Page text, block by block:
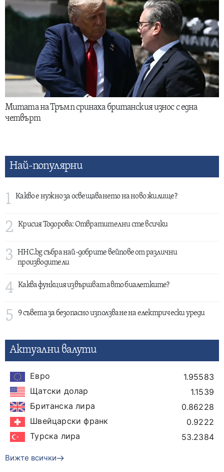
Митата на Тръмп сринаха британския износ с една
четвърт
Най-популярни
1 Какво е нужно за освещаването на ново жилище?
2 Крисия Тодорова: Отвратителни сте всички
3
HHC.bg събра най-добрите вейпове от различни
производители
4 Каква функция извършват авто биалетките?
5 9 съвета за безопасно използване на електрически уреди
Актуални валути
Евро
1.95583
Щатски долар
1.1539
Британска лира
0.86228
Швейцарски франк
0.9222
Турска лира
53.2384
Вижте всички